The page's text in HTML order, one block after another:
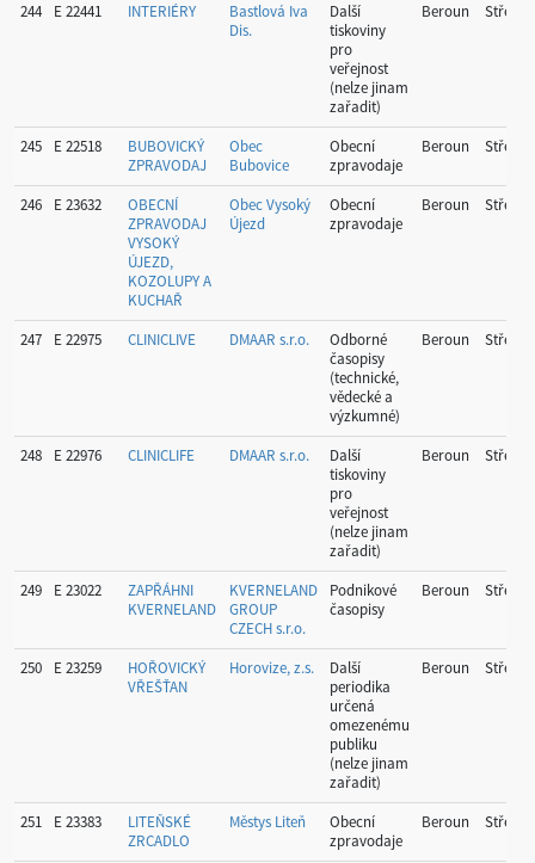
244 E 22441 INTERIÉRY
Bastlová Iva
Dis.
Další
tiskoviny
pro
veřejnost
(nelze jinam
zařadit)
Beroun
245 E 22518
BUBOVICKÝ
ZPRAVODAJ
Obec
Bubovice
Obecní
zpravodaje
Beroun
246 E 23632
OBECNÍ
ZPRAVODAJ
VYSOKÝ
ÚJEZD,
KOZOLUPY A
KUCHAŘ
Obec Vysoký
Újezd
Obecní
zpravodaje
Beroun
247 E 22975 CLINICLIVE DMAAR s.r.o.
Odborné
časopisy
(technické,
vědecké a
výzkumné)
Beroun
248 E 22976 CLINICLIFE DMAAR s.r.o.
Další
tiskoviny
pro
veřejnost
(nelze jinam
zařadit)
Beroun
249 E 23022
ZAPŘÁHNI
KVERNELAND
KVERNELAND
GROUP
CZECH s.r.o.
Podnikové
časopisy
Beroun
250 E 23259
HOŘOVICKÝ
VŘEŠŤAN
Horovize, z.s.
Další
periodika
určená
omezenému
publiku
(nelze jinam
zařadit)
Beroun
251 E 23383
LITEŇSKÉ
ZRCADLO
Městys Liteň
Obecní
zpravodaje
Beroun